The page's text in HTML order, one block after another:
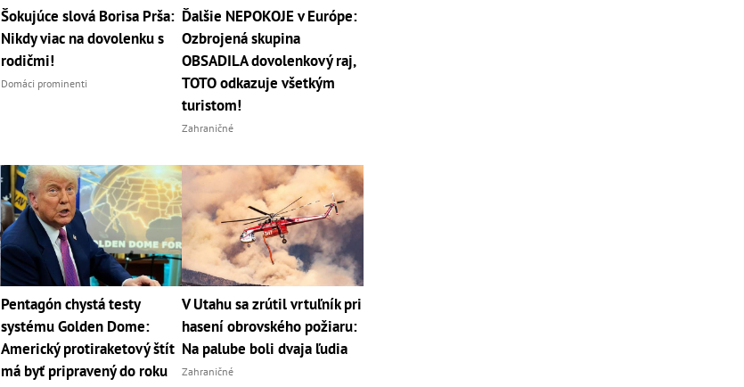
Šokujúce slová Borisa Prša:
Nikdy viac na dovolenku s
rodičmi!
Domáci prominenti
Ďalšie NEPOKOJE v Európe:
Ozbrojená skupina
OBSADILA dovolenkový raj,
TOTO odkazuje všetkým
turistom!
Zahraničné
Pentagón chystá testy
systému Golden Dome:
Americký protiraketový štít
má byť pripravený do roku
V Utahu sa zrútil vrtuľník pri
hasení obrovského požiaru:
Na palube boli dvaja ľudia
Zahraničné